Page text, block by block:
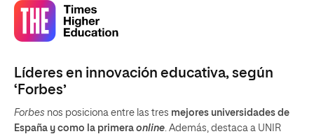
Líderes en innovación educativa, según
‘Forbes’
Forbes nos posiciona entre las tres mejores universidades de
España y como la primera online. Además, destaca a UNIR